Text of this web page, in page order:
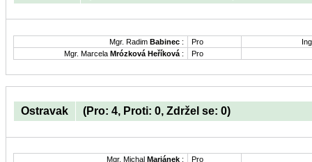
Mgr. Radim Babinec : Pro
Mgr. Marcela Mrózková Heříková : Pro
Ostravak (Pro: 4, Proti: 0, Zdržel se: 0)
Mgr. Michal Mariánek :
Pro